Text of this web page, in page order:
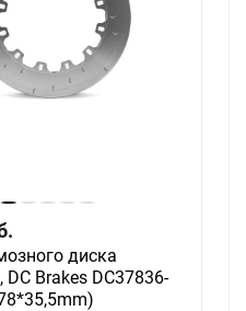
диска
Brakes DC37836-